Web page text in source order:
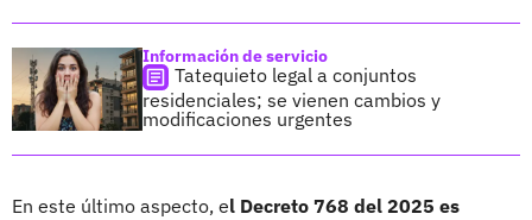
Información de servicio
Tatequieto legal a conjuntos
residenciales; se vienen cambios y
modificaciones urgentes
En este último aspecto, el Decreto 768 del 2025 es